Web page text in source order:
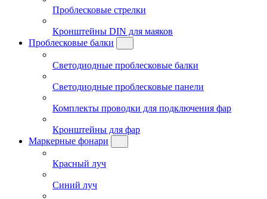
Проблесковые стрелки
Кронштейны DIN для маяков
Проблесковые балки
Светодиодные проблесковые балки
Светодиодные проблесковые панели
Комплекты проводки для подключения фар
Кронштейны для фар
Маркерные фонари
Красный луч
Синий луч